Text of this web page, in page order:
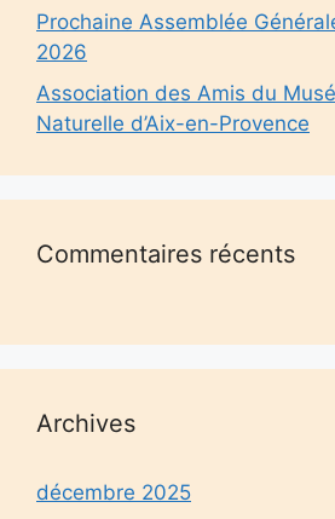
Prochaine Assemblée
2026
Association des Amis du
Naturelle d’Aix-en-Provence
Commentaires récents
Archives
décembre 2025